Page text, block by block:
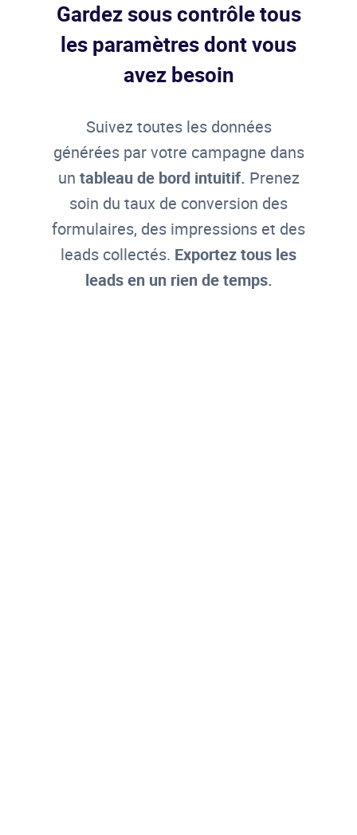
Gardez sous contrôle tous
les paramètres dont vous
avez besoin
Suivez toutes les données
générées par votre campagne dans
un tableau de bord intuitif. Prenez
soin du taux de conversion des
formulaires, des impressions et des
leads collectés. Exportez tous les
leads en un rien de temps.